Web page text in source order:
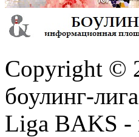
Copyright ©
боулинг-
Liga BAKS -